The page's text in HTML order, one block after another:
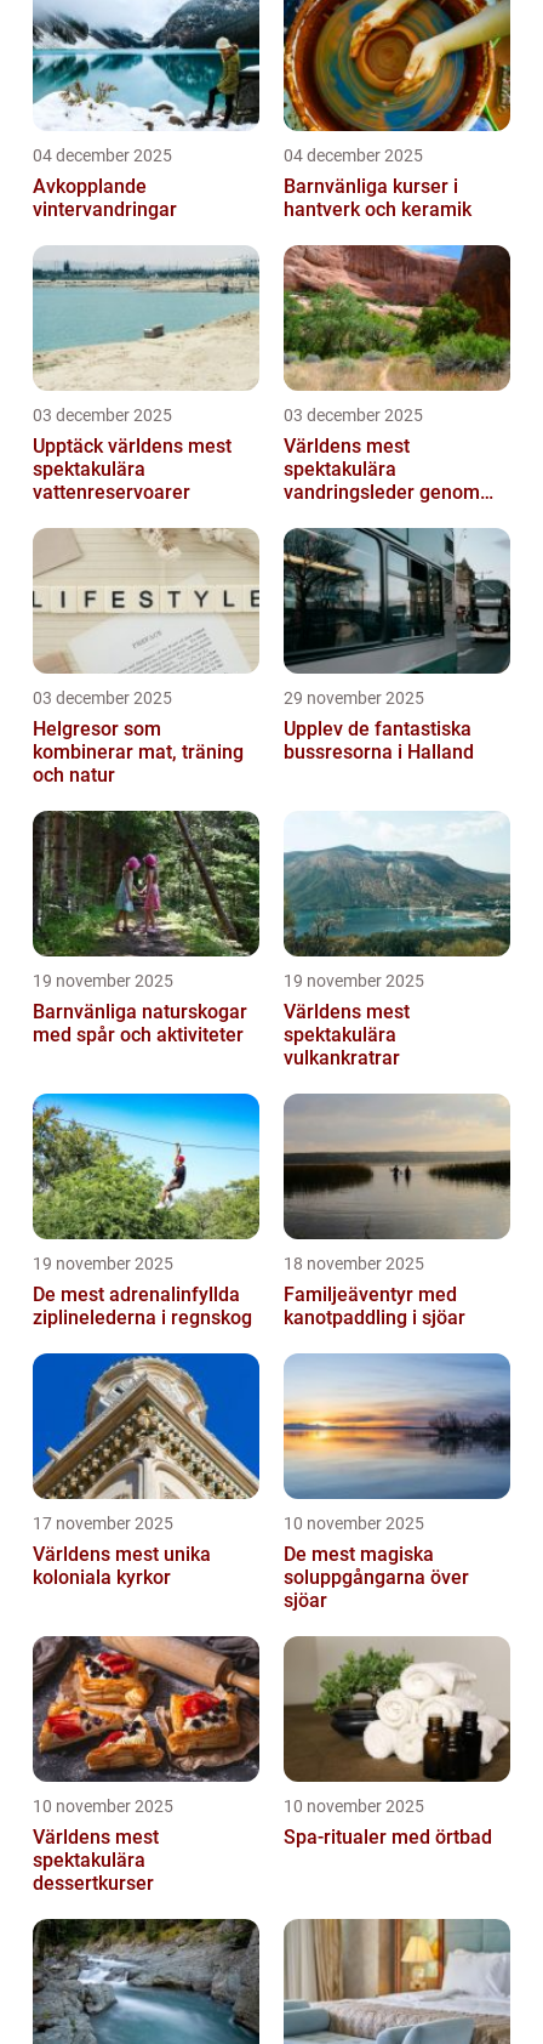
04 december 2025
Avkopplande
vintervandringar
04 december 2025
Barnvänliga kurser i
hantverk och keramik
03 december 2025
Upptäck världens mest
spektakulära
vattenreservoarer
03 december 2025
Världens mest
spektakulära
vandringsleder genom
03 december 2025
Helgresor som
kombinerar mat, träning
och natur
29 november 2025
Upplev de fantastiska
bussresorna i Halland
19 november 2025
Barnvänliga naturskogar
med spår och aktiviteter
19 november 2025
Världens mest
spektakulära
vulkankratrar
19 november 2025
De mest adrenalinfyllda
ziplinelederna i regnskog
18 november 2025
Familjeäventyr med
kanotpaddling i sjöar
17 november 2025
Världens mest unika
koloniala kyrkor
10 november 2025
De mest magiska
soluppgångarna över
sjöar
10 november 2025
Världens mest
spektakulära
dessertkurser
10 november 2025
Spa-ritualer med örtbad